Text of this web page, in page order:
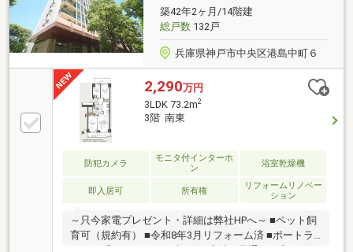
築42年2ヶ月/14階建
総戸数132戸
兵庫県神戸市中央区港島中町６
2,290万円
3LDK 73.2m2
3階 南東
防犯カメラ
モニタ付インターホ
ン
浴室乾燥機
即入居可 所有権
リフォームリノベー
ション
～只今家電プレゼント・詳細は弊社HPへ～ ■ペット飼
育可（規約有） ■令和8年3月リフォーム済 ■ポートラ